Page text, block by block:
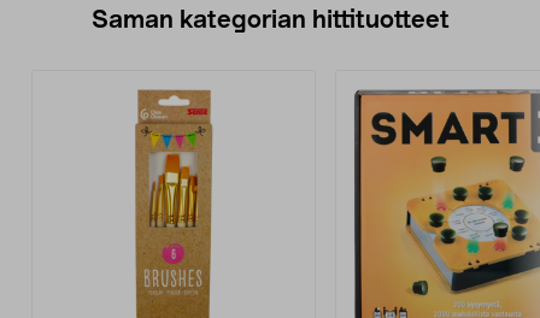
Saman kategorian hittituotteet